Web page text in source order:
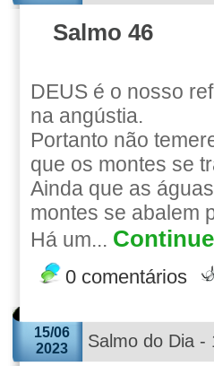
Salmo 46
DEUS é o nosso
na angústia.
Portanto não
que os montes se
Ainda que as
montes se abalem
Há um...
0 comentários
15/06
2023
Salmo do Dia -